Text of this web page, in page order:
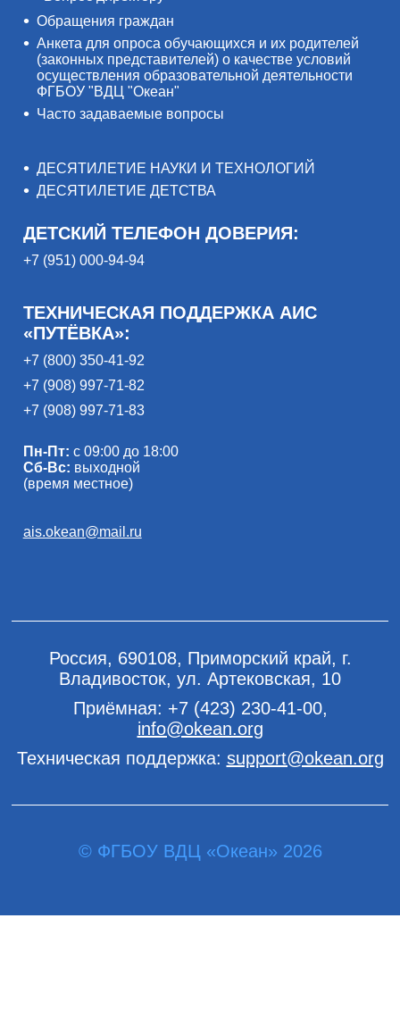
Обращения граждан
Анкета для опроса обучающихся и их родителей
(законных представителей) о качестве условий
осуществления образовательной деятельности
ФГБОУ "ВДЦ "Океан"
Часто задаваемые вопросы
ДЕСЯТИЛЕТИЕ НАУКИ И ТЕХНОЛОГИЙ
ДЕСЯТИЛЕТИЕ ДЕТСТВА
ДЕТСКИЙ ТЕЛЕФОН ДОВЕРИЯ:
+7 (951) 000-94-94
ТЕХНИЧЕСКАЯ ПОДДЕРЖКА АИС
«ПУТЁВКА»:
+7 (800) 350-41-92
+7 (908) 997-71-82
+7 (908) 997-71-83
Пн-Пт: с 09:00 до 18:00
Сб-Вс: выходной
(время местное)
ais.okean@mail.ru
Россия, 690108, Приморский край, г.
Владивосток, ул. Артековская, 10
Приёмная: +7 (423) 230-41-00,
info@okean.org
Техническая поддержка: support@okean.org
© ФГБОУ ВДЦ «Океан» 2026